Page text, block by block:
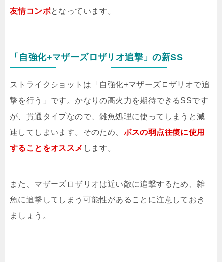
友情コンボとなっています。
「自強化+マザーズロザリオ追撃」の新SS
ストライクショットは「自強化+マザーズロザリオで追
撃を行う」です。かなりの高火力を期待できるSSです
が、貫通タイプなので、雑魚処理に使ってしまうと減
速してしまいます。そのため、 ボスの弱点往復に使用
することをオススメ します。
また、マザーズロザリオは近い敵に追撃するため、雑
魚に追撃してしまう可能性があることに注意しておき
ましょう。